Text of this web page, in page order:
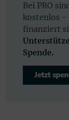
Bei PRO
kostenlos -
finanziert
Spende.
Jetzt